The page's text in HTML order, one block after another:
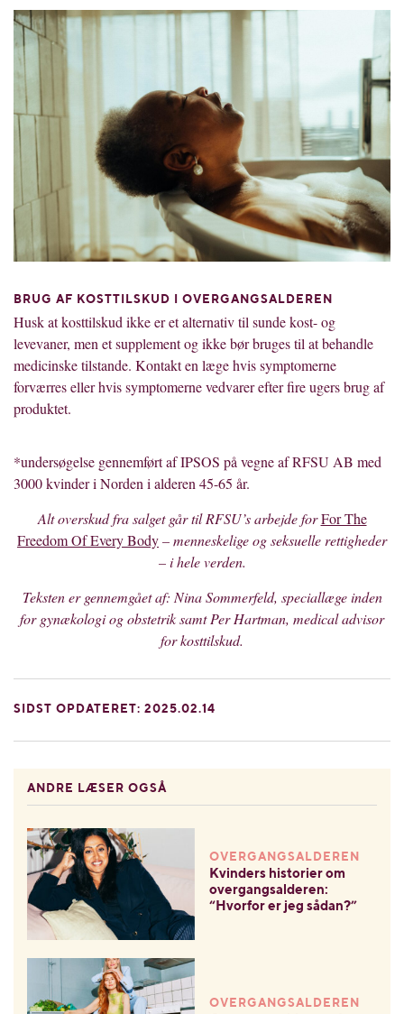
BRUG AF KOSTTILSKUD I OVERGANGSALDEREN
Husk at kosttilskud ikke er et alternativ til sunde kost- og
levevaner, men et supplement og ikke bør bruges til at behandle
medicinske tilstande. Kontakt en læge hvis symptomerne
forværres eller hvis symptomerne vedvarer efter fire ugers brug af
produktet.
*undersøgelse gennemført af IPSOS på vegne af RFSU AB med
3000 kvinder i Norden i alderen 45-65 år.
Alt overskud fra salget går til RFSU’s arbejde forFor The
Freedom Of Every Body– menneskelige og seksuelle rettigheder
–i hele verden.
Teksten er gennemgået af: Nina Sommerfeld, speciallæge inden
for gynækologi og obstetrik samt Per Hartman, medical advisor
for kosttilskud.
SIDST OPDATERET: 2025.02.14
ANDRE LÆSER OGSÅ
OVERGANGSALDEREN
Kvinders historier om
overgangsalderen:
“Hvorfor er jeg sådan?”
OVERGANGSALDEREN